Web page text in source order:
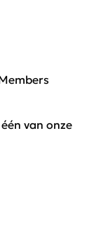
van onze